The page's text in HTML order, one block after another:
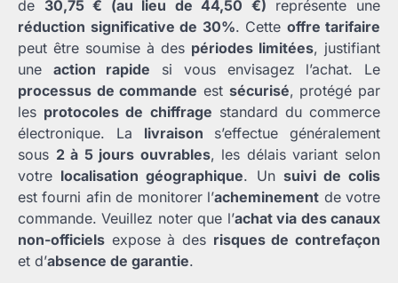
de 30,75 € (au lieu de 44,50 €) représente une
réduction significative de 30%. Cette offre tarifaire
peut être soumise à des périodes limitées, justifiant
une action rapide si vous envisagez l’achat. Le
processus de commande est sécurisé, protégé par
les protocoles de chiffrage standard du commerce
électronique. La livraison s’effectue généralement
sous 2 à 5 jours ouvrables, les délais variant selon
votre localisation géographique. Un suivi de colis
est fourni afin de monitorer l’acheminement de votre
commande. Veuillez noter que l’achat via des canaux
non-officiels expose à des risques de contrefaçon
et d’absence de garantie.